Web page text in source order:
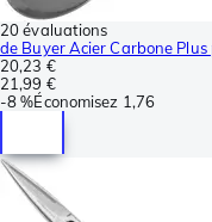
20 évaluations
de Buyer Acier Carbone
20,23 €
21,99 €
-8 %Économisez 1,76